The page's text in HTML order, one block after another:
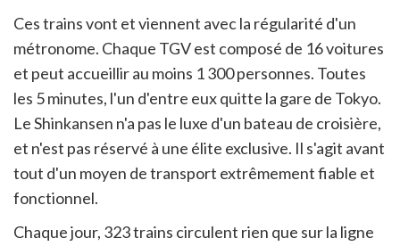
Ces trains vont et viennent avec la régularité d'un
métronome. Chaque TGV est composé de 16 voitures
et peut accueillir au moins 1 300 personnes. Toutes
les 5 minutes, l'un d'entre eux quitte la gare de Tokyo.
Le Shinkansen n'a pas le luxe d'un bateau de croisière,
et n'est pas réservé à une élite exclusive. Il s'agit avant
tout d'un moyen de transport extrêmement fiable et
fonctionnel.
Chaque jour, 323 trains circulent rien que sur la ligne